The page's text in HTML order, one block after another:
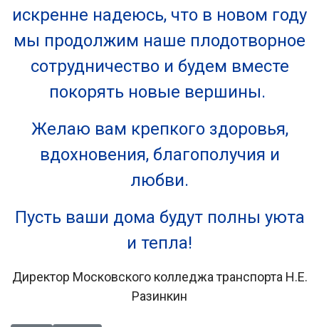
искренне надеюсь, что в новом году
мы продолжим наше плодотворное
сотрудничество и будем вместе
покорять новые вершины.
Желаю вам крепкого здоровья,
вдохновения, благополучия и
любви.
Пусть ваши дома будут полны уюта
и тепла!
Директор Московского колледжа транспорта Н.Е.
Разинкин